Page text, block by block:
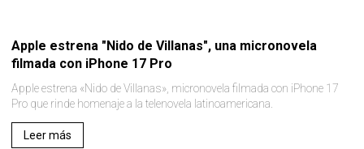
Apple estrena "Nido de Villanas", una micronovela
filmada con iPhone 17 Pro
Apple estrena «Nido de Villanas», micronovela filmada con iPhone 17
Pro que rinde homenaje a la telenovela latinoamericana.
Leer más